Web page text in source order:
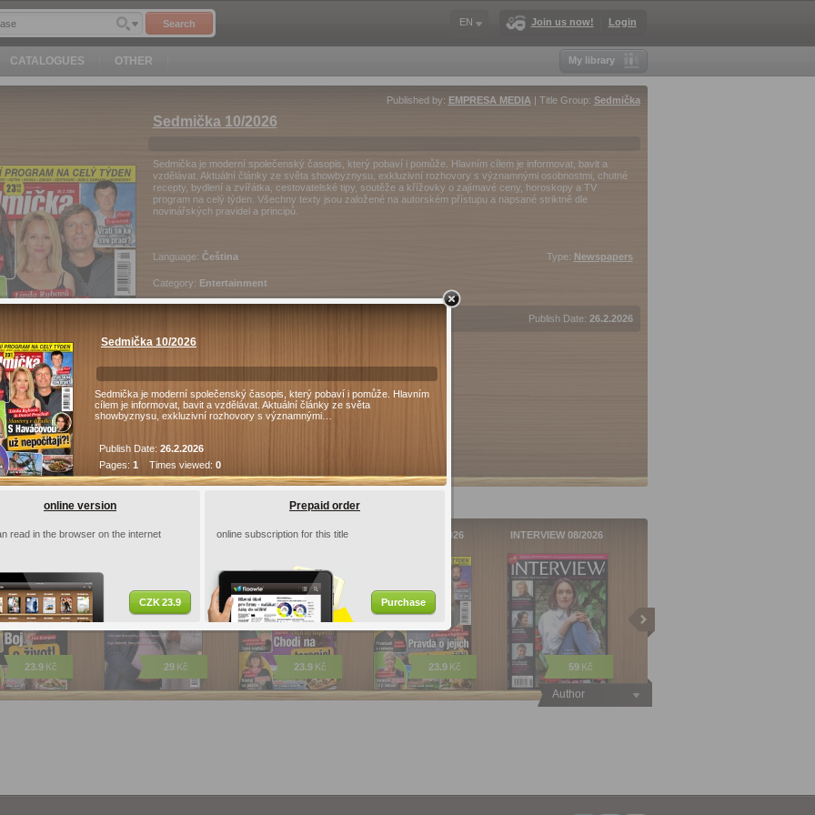
Search Join us now! Login
EN
CATALOGUES OTHER My library
Android iOS
23.9 Kč
Published by: EMPRESA MEDIA | Title Group: Sedmička
Sedmička 10/2026
Sedmička je moderní společenský časopis, který pobaví i pomůže. Hlavním cílem je informovat, bavit a
vzdělávat. Aktuální články ze světa showbyznysu, exkluzivní rozhovory s významnými osobnostmi, chutné
recepty, bydlení a zvířátka, cestovatelské tipy, soutěže a křížovky o zajímavé ceny, horoskopy a TV
program na celý týden. Všechny texty jsou založené na autorském přístupu a napsané striktně dle
novinářských pravidel a principů.
Language: Čeština Type: Newspapers
Category: Entertainment
Publish Date: 26.2.2026
Purchase
Author
33/2026
23.9 Kč
TÝDEN 16/2026
29Kč
Sedmička 32/2026
23.9 Kč
Sedmička 31/2026
23.9 Kč
INTERVIEW 08/2026
59 Kč
Sedmička 10/2026
Sedmička je moderní společenský časopis, který pobaví i pomůže. Hlavním
cílem je informovat, bavit a vzdělávat. Aktuální články ze světa
showbyznysu, exkluzivní rozhovory s významnými…
Publish Date: 26.2.2026
Pages: 1 Times viewed: 0
online version
read in the browser on the internet
CZK 23.9
Prepaid order
online subscription for this title
Purchase